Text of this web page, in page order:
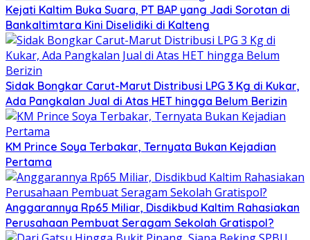
Kejati Kaltim Buka Suara, PT BAP yang Jadi Sorotan di
Bankaltimtara Kini Diselidiki di Kalteng
Sidak Bongkar Carut-Marut Distribusi LPG 3 Kg di Kukar,
Ada Pangkalan Jual di Atas HET hingga Belum Berizin
KM Prince Soya Terbakar, Ternyata Bukan Kejadian
Pertama
Anggarannya Rp65 Miliar, Disdikbud Kaltim Rahasiakan
Perusahaan Pembuat Seragam Sekolah Gratispol?